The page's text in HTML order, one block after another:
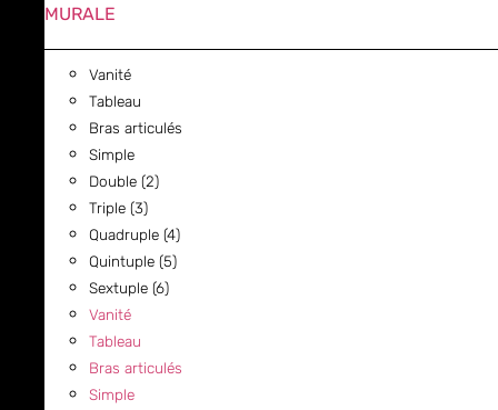
MURALE
Vanité
Tableau
Bras articulés
Simple
Double (2)
Triple (3)
Quadruple (4)
Quintuple (5)
Sextuple (6)
Vanité
Tableau
Bras articulés
Simple